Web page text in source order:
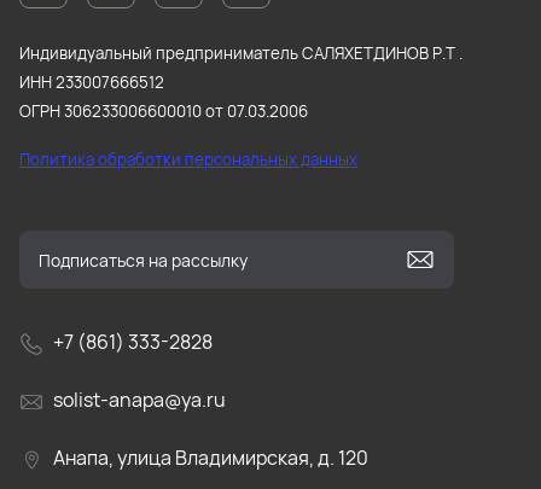
Индивидуальный предприниматель САЛЯХЕТДИНОВ Р.Т .
ИНН 233007666512
ОГРН 306233006600010 от 07.03.2006
Политика обработки персональных данных
+7 (861) 333-2828
solist-anapa@ya.ru
Анапа, улица Владимирская, д. 120